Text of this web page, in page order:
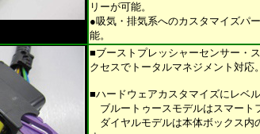
リーが可能。
●吸気・排気系へのカスタマイズパ
能。
■ブーストプレッシャーセンサー・
クセスでトータルマネジメント対応
■ハードウェアカスタマイズにレベ
ブルートゥースモデルはスマート
ダイヤルモデルは本体ボックス内